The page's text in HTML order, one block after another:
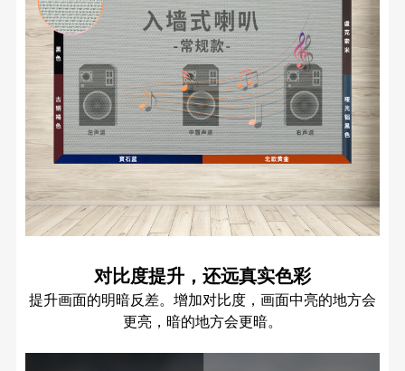
对比度提升，还远真实色彩
提升画面的明暗反差。增加对比度，画面中亮的地方会
更亮，暗的地方会更暗。